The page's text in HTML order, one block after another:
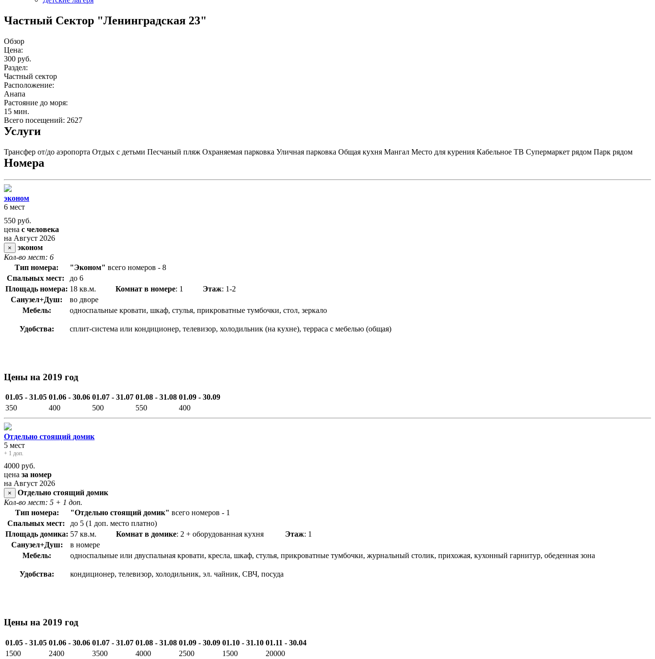
Частный Cектор "Ленинградская 23"
Обзор
Цена:
300 руб.
Раздел:
Частный сектор
Расположение:
Анапа
Растояние до моря:
15 мин.
Всего посещений: 2627
Услуги
Трансфер от/до аэропорта Отдых с детьми Песчаный пляж Охраняемая парковка Уличная парковка Общая кухня Мангал Место для курения Кабельное ТВ Супермаркет рядом Парк рядом
Номера
эконом
6 мест
550 руб.
цена с человека
на Август 2026
×
эконом
Кол-во мест: 6
Тип номера:
"Эконом" всего номеров - 8
Спальных мест:
до 6
Площадь номера: 18 кв.м. Комнат в номере: 1 Этаж: 1-2
Санузел+Душ:
во дворе
Мебель:
односпальные кровати, шкаф, стулья, прикроватные тумбочки, стол, зеркало
Удобства: сплит-система или кондиционер, телевизор, холодильник (на кухне), терраса с мебелью (общая)
Цены на 2019 год
01.05 - 31.05 01.06 - 30.06 01.07 - 31.07 01.08 - 31.08 01.09 - 30.09
350
400 500 550 400
Отдельно стоящий домик
5 мест
+ 1 доп.
4000 руб.
цена за номер
на Август 2026
×
Отдельно стоящий домик
Кол-во мест: 5 + 1 доп.
Тип номера:
"Отдельно стоящий домик" всего номеров - 1
Спальных мест:
до 5 (1 доп. место платно)
Площадь домика: 57 кв.м. Комнат в домике: 2 + оборудованная кухня Этаж: 1
Санузел+Душ:
в номере
Мебель:
односпальные или двуспальная кровати, кресла, шкаф, стулья, прикроватные тумбочки, журнальный столик, прихожая, кухонный гарнитур, обеденная зона
Удобства: кондиционер, телевизор, холодильник, эл. чайник, СВЧ, посуда
Цены на 2019 год
01.05 - 31.05 01.06 - 30.06 01.07 - 31.07 01.08 - 31.08 01.09 - 30.09 01.10 - 31.10 01.11 - 30.04
1500
2400 3500 4000 2500 1500 20000